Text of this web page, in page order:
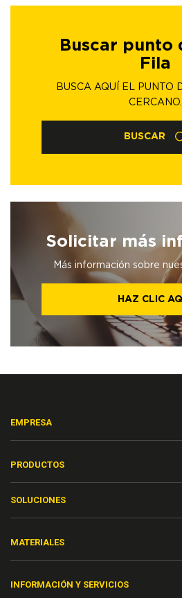
Buscar punto
Fila
BUSCA AQUÍ EL PUNTO
CERCANO.
BUSCAR
Solicitar más
Más información sobre
HAZ CLIC
EMPRESA
PRODUCTOS
SOLUCIONES
MATERIALES
INFORMACIÓN Y SERVICIOS